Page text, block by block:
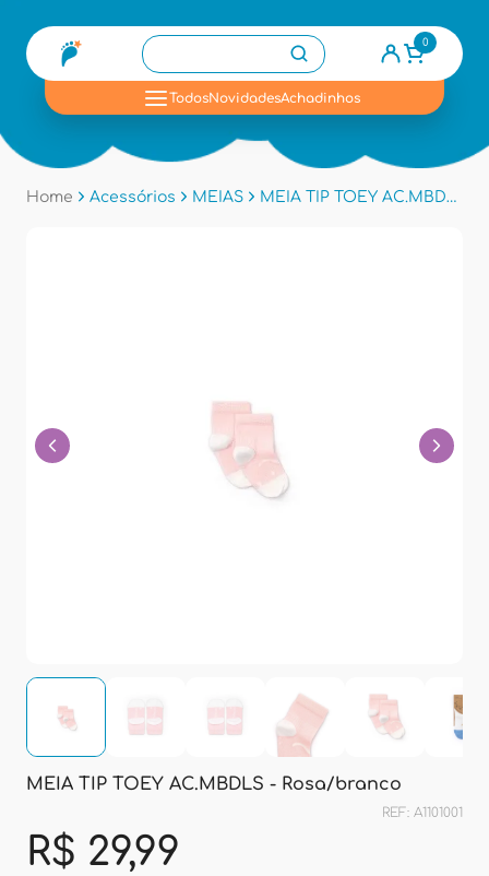
0
TodosNovidadesAchadinhos
Home Acessórios MEIAS MEIA TIP TOEY AC.MBDLS - Rosa/branco
MEIA TIP TOEY AC.MBDLS - Rosa/branco
REF: A1101001
R$ 29,99